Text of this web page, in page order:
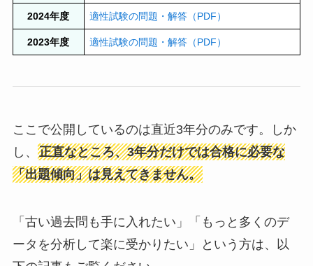
2024年度 適性試験の問題・解答（PDF）
2023年度 適性試験の問題・解答（PDF）
ここで公開しているのは直近3年分のみです。しか
し、 正直なところ、3年分だけでは合格に必要な
「出題傾向」は見えてきません。
「古い過去問も手に入れたい」「もっと多くのデ
ータを分析して楽に受かりたい」という方は、以